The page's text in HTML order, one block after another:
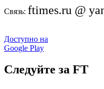
Связь: ftimes.ru @
Доступно на
Google Play
Следуйте за FT